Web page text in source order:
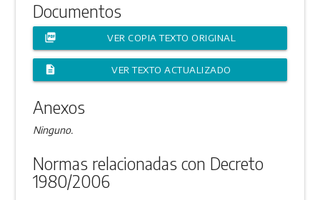
Documentos
picture_as_pdf VER COPIA TEXTO ORIGINAL
description VER TEXTO ACTUALIZADO
Anexos
Ninguno.
Normas relacionadas con Decreto
1980/2006